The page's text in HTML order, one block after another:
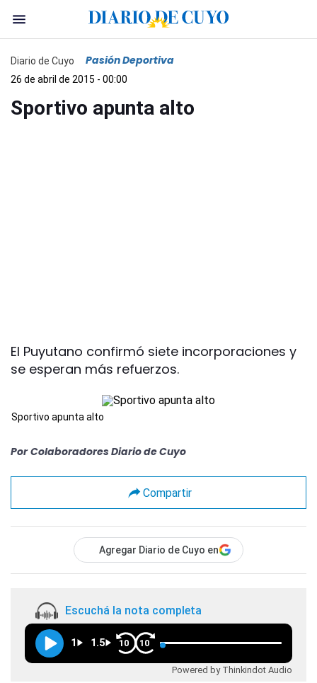
Diario de Cuyo Pasión Deportiva
26 de abril de 2015 - 00:00
Sportivo apunta alto
El Puyutano confirmó siete incorporaciones y
se esperan más refuerzos.
Sportivo apunta alto
Por Colaboradores Diario de Cuyo
Compartir
Agregar Diario de Cuyo en
Escuchá la nota completa
1 1.5 10 10
Powered by Thinkindot Audio